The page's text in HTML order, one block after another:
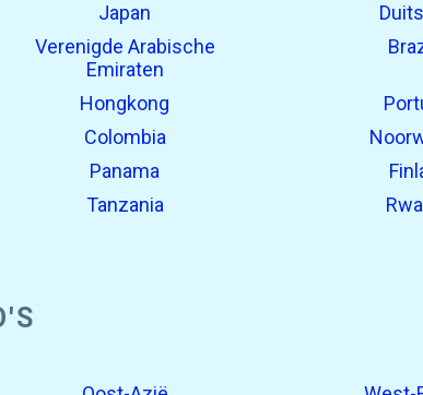
Japan
Verenigde Arabische
Emiraten
Hongkong
Colombia
Panama
Tanzania